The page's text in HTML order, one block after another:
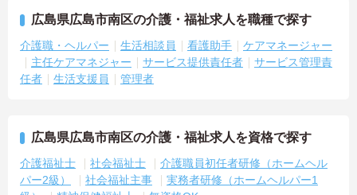
広島県広島市南区の介護・福祉求人を職種で探す
介護職・ヘルパー 生活相談員 看護助手
ケアマネージャー
主任ケアマネジャー
サービス提供責任者
サービス管理責
任者
生活支援員 管理者
広島県広島市南区の介護・福祉求人を資格で探す
介護福祉士 社会福祉士
介護職員初任者研修（ホームヘル
パー2級）
社会福祉主事
実務者研修（ホームヘルパー1